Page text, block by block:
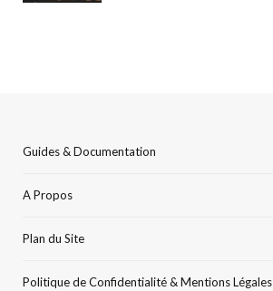
Guides & Documentation
A Propos
Plan du Site
Politique de Confidentialité & Mentions Légales